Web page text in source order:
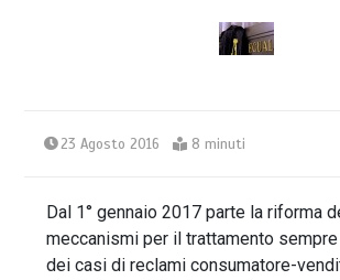
23 Agosto 2016 8 minuti
Dal 1° gennaio 2017 parte la riforma
meccanismi per il trattamento
dei casi di reclami consumatore-